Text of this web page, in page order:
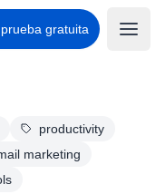
gratuita
productivity
marketing